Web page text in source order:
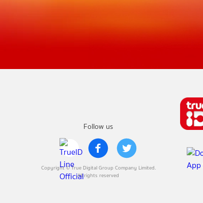
Follow us
Copyright © True Digital Group Company Limited.
All rights reserved